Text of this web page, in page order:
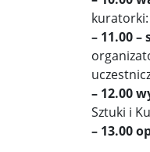
kuratorki:
– 11.00
– 12.00
Sztuki i
– 13.00